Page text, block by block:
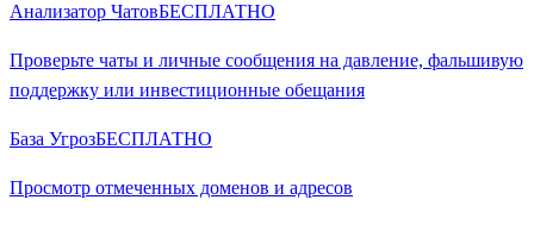
Анализатор ЧатовБЕСПЛАТНО
Проверьте чаты и личные сообщения на давление, фальшивую
поддержку или инвестиционные обещания
База УгрозБЕСПЛАТНО
Просмотр отмеченных доменов и адресов